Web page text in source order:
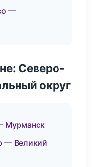
—
Северо-
округ
Мурманск
— Великий